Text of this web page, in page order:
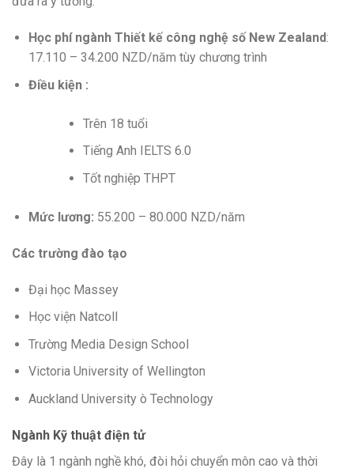
Học phíngành Thiết kế công nghệsố New Zealand:
17.110 – 34.200 NZD/năm tùy chương trình
Điều kiện :
Trên 18 tuổi
Tiếng Anh IELTS 6.0
Tốt nghiệp THPT
Mức lương: 55.200 – 80.000 NZD/năm
Các trường đào tạo
Đại học Massey
Học viện Natcoll
Trường Media Design School
Victoria University of Wellington
Auckland University ò Technology
Ngành Kỹ thuật điện tử
Đây là 1 ngành nghề khó, đòi hỏi chuyển môn cao và thời